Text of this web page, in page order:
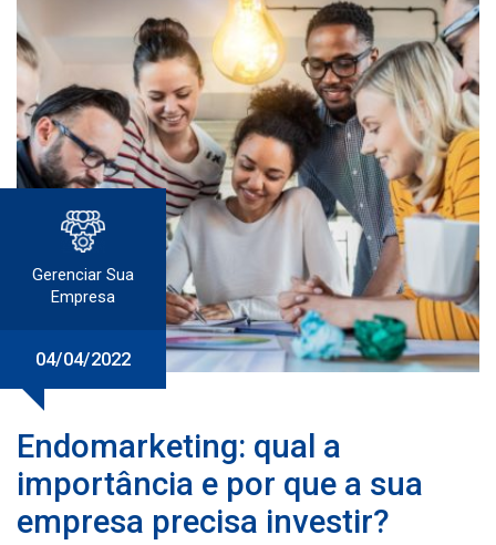
Gerenciar Sua
Empresa
04/04/2022
Endomarketing: qual a
importância e por que a sua
empresa precisa investir?